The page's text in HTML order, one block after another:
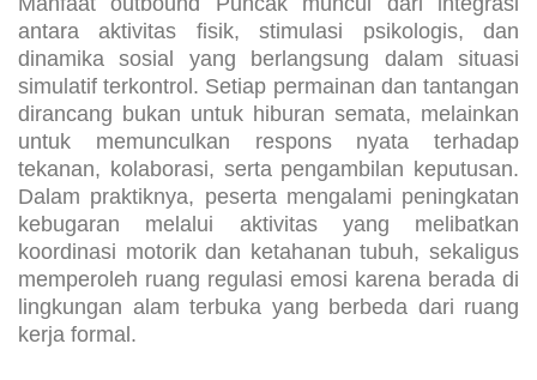
Manfaat outbound Puncak muncul dari integrasi
antara aktivitas fisik, stimulasi psikologis, dan
dinamika sosial yang berlangsung dalam situasi
simulatif terkontrol. Setiap permainan dan tantangan
dirancang bukan untuk hiburan semata, melainkan
untuk memunculkan respons nyata terhadap
tekanan, kolaborasi, serta pengambilan keputusan.
Dalam praktiknya, peserta mengalami peningkatan
kebugaran melalui aktivitas yang melibatkan
koordinasi motorik dan ketahanan tubuh, sekaligus
memperoleh ruang regulasi emosi karena berada di
lingkungan alam terbuka yang berbeda dari ruang
kerja formal.